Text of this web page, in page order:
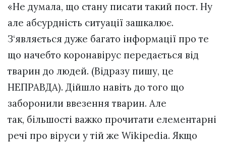
«Не думала, що стану писати такий пост. Ну
але абсурдність ситуації зашкалює.
З‘являється дуже багато інформації про те
що начебто коронавірус передається від
тварин до людей. (Відразу пишу, це
НЕПРАВДА). Дійшло навіть до того що
заборонили ввезення тварин. Але
так, більшості важко прочитати елементарні
речі про віруси у тій же Wikipedia. Якщо